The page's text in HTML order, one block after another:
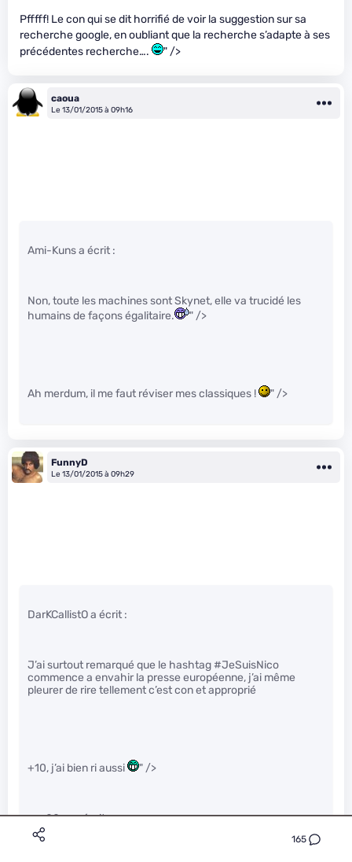
165
Pfffff! Le con qui se dit horrifié de voir la suggestion sur sa
recherche google, en oubliant que la recherche s’adapte à ses
précédentes recherche….
" />
caoua
Le 13/01/2015 à 09h16
Ami-Kuns a écrit :
Non, toute les machines sont Skynet, elle va trucidé les
humains de façons égalitaire.
" />
Ah merdum, il me faut réviser mes classiques ! " />
FunnyD
Le 13/01/2015 à 09h29
DarKCallistO a écrit :
J’ai surtout remarqué que le hashtag #JeSuisNico
commence a envahir la presse européenne, j’ai même
pleurer de rire tellement c’est con et approprié
+10, j’ai bien ri aussi " />
psn00ps a écrit :